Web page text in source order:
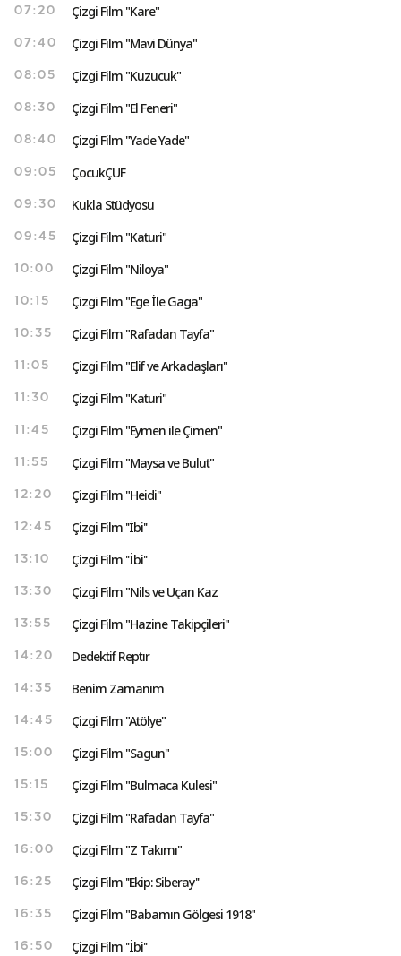
07:20 Çizgi Film "Kare"
07:40 Çizgi Film "Mavi Dünya"
08:05 Çizgi Film "Kuzucuk"
08:30 Çizgi Film "El Feneri"
08:40 Çizgi Film "Yade Yade"
09:05 ÇocukÇUF
09:30 Kukla Stüdyosu
09:45 Çizgi Film "Katuri"
10:00 Çizgi Film "Niloya"
10:15 Çizgi Film "Ege İle Gaga"
10:35 Çizgi Film "Rafadan Tayfa"
11:05 Çizgi Film "Elif ve Arkadaşları"
11:30 Çizgi Film "Katuri"
11:45 Çizgi Film "Eymen ile Çimen"
11:55 Çizgi Film "Maysa ve Bulut"
12:20 Çizgi Film "Heidi"
12:45 Çizgi Film ''İbi''
13:10 Çizgi Film ''İbi''
13:30 Çizgi Film "Nils ve Uçan Kaz
13:55 Çizgi Film "Hazine Takipçileri"
14:20 Dedektif Reptır
14:35 Benim Zamanım
14:45 Çizgi Film "Atölye"
15:00 Çizgi Film "Sagun"
15:15 Çizgi Film "Bulmaca Kulesi"
15:30 Çizgi Film "Rafadan Tayfa"
16:00 Çizgi Film "Z Takımı"
16:25 Çizgi Film ''Ekip: Siberay''
16:35 Çizgi Film "Babamın Gölgesi 1918"
16:50 Çizgi Film ''İbi''